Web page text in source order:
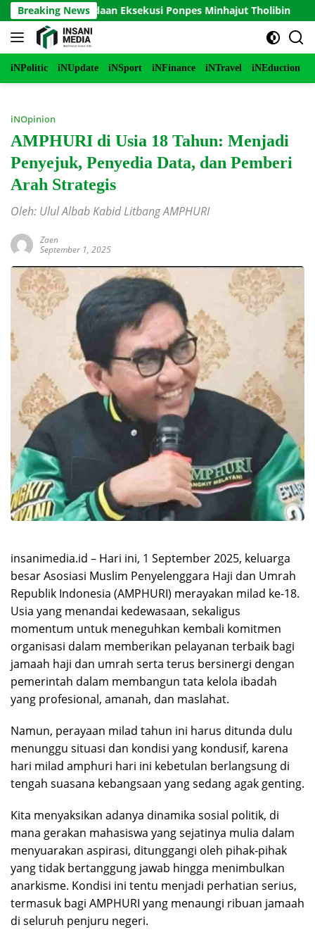
Langsung
ke
konten
Breaking News
Penundaan Eksekusi Ponpes Minhajut Tholibin
iNPolitic iNUpdate iNSport iNFinance iNTravel iNEduction
iNOpinion
AMPHURI di Usia 18 Tahun: Menjadi
Penyejuk, Penyedia Data, dan Pemberi
Arah Strategis
Oleh: Ulul Albab Kabid Litbang AMPHURI
Zaen
September 1, 2025
insanimedia.id – Hari ini, 1 September 2025, keluarga
besar Asosiasi Muslim Penyelenggara Haji dan Umrah
Republik Indonesia (AMPHURI) merayakan milad ke-18.
Usia yang menandai kedewasaan, sekaligus
momentum untuk meneguhkan kembali komitmen
organisasi dalam memberikan pelayanan terbaik bagi
jamaah haji dan umrah serta terus bersinergi dengan
pemerintah dalam membangun tata kelola ibadah
yang profesional, amanah, dan maslahat.
Namun, perayaan milad tahun ini harus ditunda dulu
menunggu situasi dan kondisi yang kondusif, karena
hari milad amphuri hari ini kebetulan berlangsung di
tengah suasana kebangsaan yang sedang agak genting.
Kita menyaksikan adanya dinamika sosial politik, di
mana gerakan mahasiswa yang sejatinya mulia dalam
menyuarakan aspirasi, ditunggangi oleh pihak-pihak
yang tidak bertanggung jawab hingga menimbulkan
anarkisme. Kondisi ini tentu menjadi perhatian serius,
termasuk bagi AMPHURI yang menaungi ribuan jamaah
di seluruh penjuru negeri.